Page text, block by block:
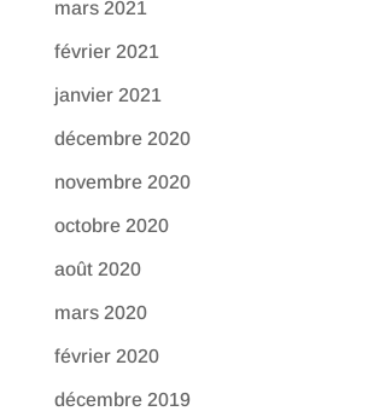
mars 2021
février 2021
janvier 2021
décembre 2020
novembre 2020
octobre 2020
août 2020
mars 2020
février 2020
décembre 2019